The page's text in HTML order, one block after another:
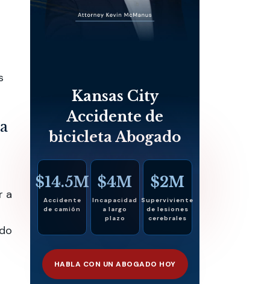
a
Kansas City
Accidente de
bicicleta Abogado
$14.5M
Accidente
de camión
$4M
Incapacidad
a largo
plazo
$2M
Superviviente
de lesiones
cerebrales
HABLA CON UN ABOGADO HOY